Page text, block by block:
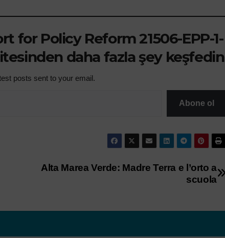
for Policy Reform 21506-EPP-1-
daha fazla şey keşfedin
posts sent to your email.
Abone ol
Alta Marea Verde: Madre Terra e l’orto a
scuola